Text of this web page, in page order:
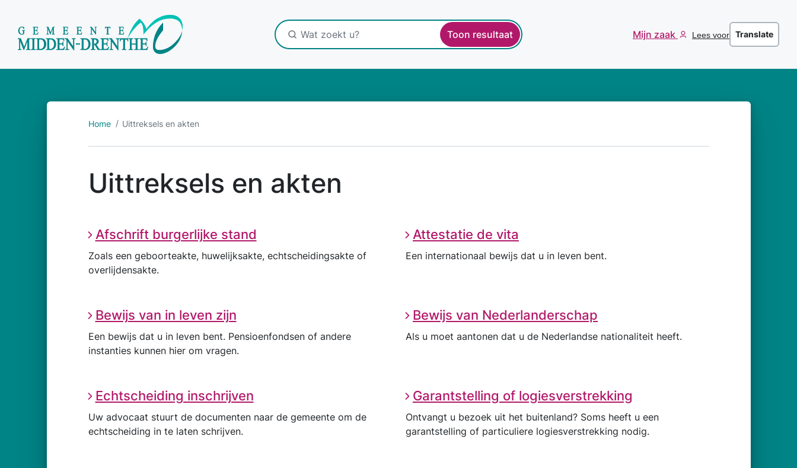
Toon resultaat Mijn zaak Lees voor Translate
Home Uittreksels en akten
Uittreksels en akten
Afschrift burgerlijke stand
Zoals een geboorteakte, huwelijksakte, echtscheidingsakte of
overlijdensakte.
Attestatie de vita
Een internationaal bewijs dat u in leven bent.
Bewijs van in leven zijn
Een bewijs dat u in leven bent. Pensioenfondsen of andere
instanties kunnen hier om vragen.
Bewijs van Nederlanderschap
Als u moet aantonen dat u de Nederlandse nationaliteit heeft.
Echtscheiding inschrijven
Uw advocaat stuurt de documenten naar de gemeente om de
echtscheiding in te laten schrijven.
Garantstelling of logiesverstrekking
Ontvangt u bezoek uit het buitenland? Soms heeft u een
garantstelling of particuliere logiesverstrekking nodig.